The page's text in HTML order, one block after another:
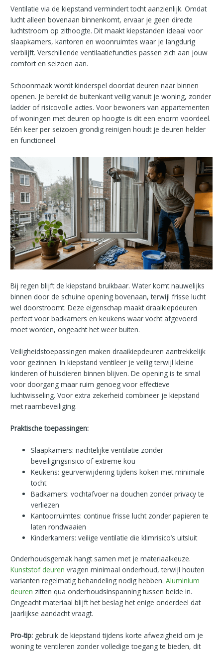
Ventilatie via de kiepstand vermindert tocht aanzienlijk. Omdat
lucht alleen bovenaan binnenkomt, ervaar je geen directe
luchtstroom op zithoogte. Dit maakt kiepstanden ideaal voor
slaapkamers, kantoren en woonruimtes waar je langdurig
verblijft. Verschillende ventilaatiefuncties passen zich aan jouw
comfort en seizoen aan.
Schoonmaak wordt kinderspel doordat deuren naar binnen
openen. Je bereikt de buitenkant veilig vanuit je woning, zonder
ladder of risicovolle acties. Voor bewoners van appartementen
of woningen met deuren op hoogte is dit een enorm voordeel.
Eén keer per seizoen grondig reinigen houdt je deuren helder
en functioneel.
Bij regen blijft de kiepstand bruikbaar. Water komt nauwelijks
binnen door de schuine opening bovenaan, terwijl frisse lucht
wel doorstroomt. Deze eigenschap maakt draaikiepdeuren
perfect voor badkamers en keukens waar vocht afgevoerd
moet worden, ongeacht het weer buiten.
Veiligheidstoepassingen maken draaikiepdeuren aantrekkelijk
voor gezinnen. In kiepstand ventileer je veilig terwijl kleine
kinderen of huisdieren binnen blijven. De opening is te smal
voor doorgang maar ruim genoeg voor effectieve
luchtwisseling. Voor extra zekerheid combineer je kiepstand
met raambeveiliging.
Praktische toepassingen:
Slaapkamers: nachtelijke ventilatie zonder
beveiligingsrisico of extreme kou
Keukens: geurverwijdering tijdens koken met minimale
tocht
Badkamers: vochtafvoer na douchen zonder privacy te
verliezen
Kantoorruimtes: continue frisse lucht zonder papieren te
laten rondwaaien
Kinderkamers: veilige ventilatie die klimrisico’s uitsluit
Onderhoudsgemak hangt samen met je materiaalkeuze.
Kunststof deuren vragen minimaal onderhoud, terwijl houten
varianten regelmatig behandeling nodig hebben.Aluminium
deuren zitten qua onderhoudsinspanning tussen beide in.
Ongeacht materiaal blijft het beslag het enige onderdeel dat
jaarlijkse aandacht vraagt.
Pro-tip: gebruik de kiepstand tijdens korte afwezigheid om je
woning te ventileren zonder volledige toegang te bieden, dit